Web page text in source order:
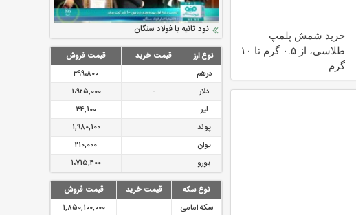
خرید شمش پلمپ
طلاسی، از ۰.۵ گرم تا ۱۰
گرم
ارزش سهام عدالت بالا رفت
سرمایه بیمه کوثر به ۴ همت می‌رسد
نود ثانیه با فولاد سنگان
تقدیر دبیرکل سندیکای بیمه گران ایران از
اقدامات مدیرعامل بیمه رازی
توصیه های رئیس پلیس فتا به مشتریان بانک
ها در مورد پیشگیری از سرقت های مجازی
نوع ارز قیمت خرید
قیمت فروش
درهم
399،800
دلار
-
1،925,000
لیر
34,100
پوند
1,980,100
یوان
210,000
یورو
1،715,400
نوع سکه قیمت خرید
قیمت فروش
سکه امامی
1,850,100,000